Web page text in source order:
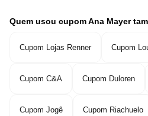
Quem usou cupom Ana Mayer
Cupom Lojas Renner Cupom
Cupom C&A Cupom Duloren
Cupom Jogê Cupom Riachuelo